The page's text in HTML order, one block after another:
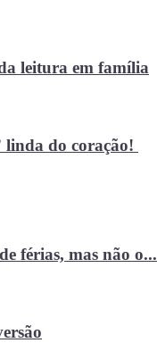
leitura em família
linda do coração!
férias, mas não o...